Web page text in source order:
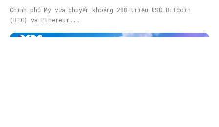
Chính phủ Mỹ vừa chuyển khoảng 288 triệu USD Bitcoin
(BTC) và Ethereum...